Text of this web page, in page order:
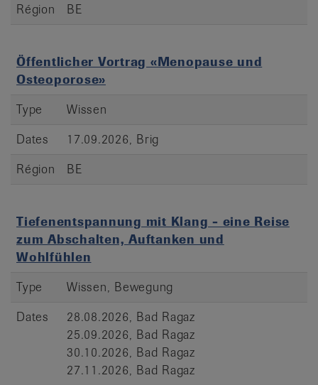
Région
BE
Öffentlicher Vortrag «Menopause und
Osteoporose»
Type
Wissen
Dates
17.09.2026, Brig
Région
BE
Tiefenentspannung mit Klang - eine Reise
zum Abschalten, Auftanken und
Wohlfühlen
Type
Wissen, Bewegung
Dates
28.08.2026, Bad Ragaz
25.09.2026, Bad Ragaz
30.10.2026, Bad Ragaz
27.11.2026, Bad Ragaz